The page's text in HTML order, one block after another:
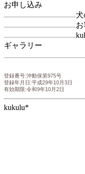
お申し込み
ギャラリー
登録番号:沖動保第975号
登録年月日:平成29年10月3日
有効期限:令和9年10月2日
kukulu*